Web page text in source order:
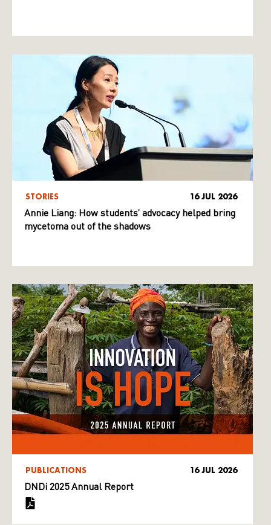
STORIES 16 JUL 2026
Annie Liang: How students’ advocacy helped bring
mycetoma out of the shadows
PUBLICATIONS 16 JUL 2026
DNDi 2025 Annual Report